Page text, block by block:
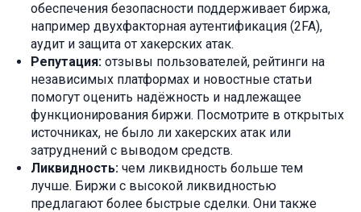
обеспечения безопасности поддерживает биржа,
например двухфакторная аутентификация (2FA),
аудит и защита от хакерских атак.
Репутация: отзывы пользователей, рейтинги на
независимых платформах и новостные статьи
помогут оценить надёжность и надлежащее
функционирования биржи. Посмотрите в открытых
источниках, не было ли хакерских атак или
затруднений с выводом средств.
Ликвидность: чем ликвидность больше тем
лучше. Биржи с высокой ликвидностью
предлагают более быстрые сделки. Они также